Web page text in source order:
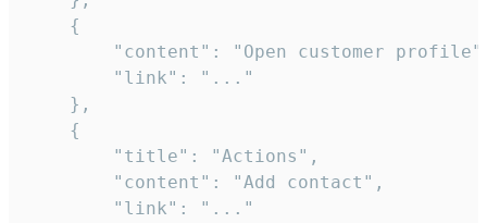
    {
"content": "Open customer
        "link": "..."
    },
    {
        "title": "Actions",
        "content": "Add contact",
        "link": "..."